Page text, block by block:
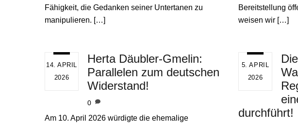
Fähigkeit, die Gedanken seiner Untertanen zu
manipulieren. […]
Bereitstellung
weisen wir […]
14. APRIL
2026
Herta Däubler-Gmelin:
Parallelen zum deutschen
Widerstand!
0
Am 10. April 2026 würdigte die ehemalige
5. APRIL
2026
durchführt!